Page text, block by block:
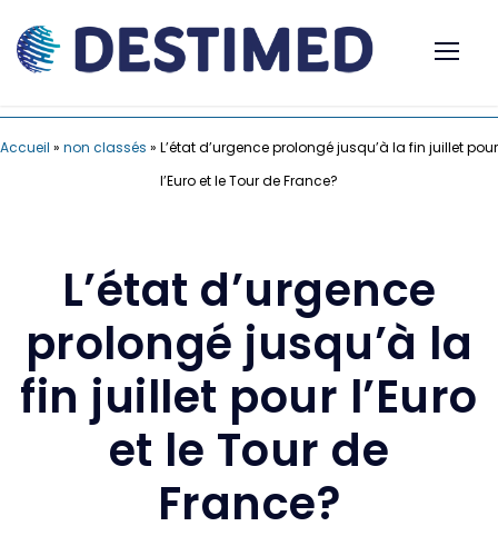
Accueil » non classés » L’état d’urgence prolongé jusqu’à la fin juillet pour
l’Euro et le Tour de France?
L’état d’urgence
prolongé jusqu’à la
fin juillet pour l’Euro
et le Tour de
France?